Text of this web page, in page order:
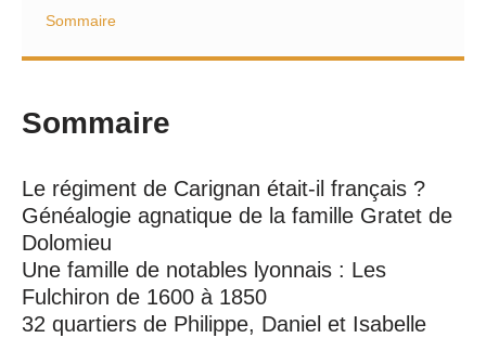
Sommaire
Sommaire
Le régiment de Carignan était-il français ?
Généalogie agnatique de la famille Gratet de
Dolomieu
Une famille de notables lyonnais : Les
Fulchiron de 1600 à 1850
32 quartiers de Philippe, Daniel et Isabelle